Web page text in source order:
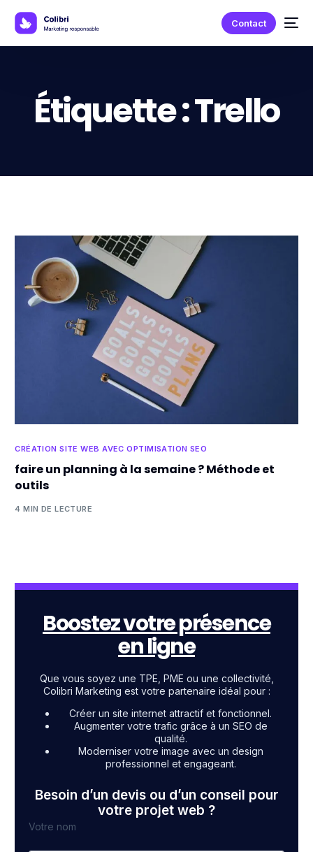
Contact
Étiquette :Trello
CRÉATION SITE WEB AVEC OPTIMISATION SEO
faire un planning à la semaine ? Méthode et
outils
4 MIN DE LECTURE
Boostez votre présence
en ligne
Que vous soyez une TPE, PME ou une collectivité,
Colibri Marketing est votre partenaire idéal pour :
Créer un site internet attractif et fonctionnel.
Augmenter votre trafic grâce à un SEO de
qualité.
Moderniser votre image avec un design
professionnel et engageant.
Besoin d’un devis ou d’un conseil pour
votre projet web ?
Votre nom